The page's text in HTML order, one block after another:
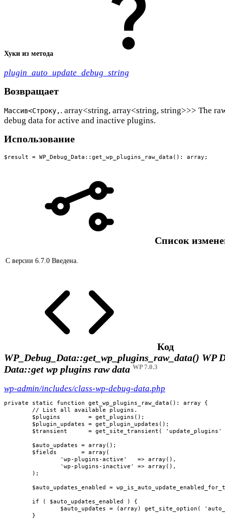
Хуки из метода
plugin_auto_update_debug_string
Возвращает
Массив<Строку,. array<string, array<string, string>>> The
debug data for active and inactive plugins.
Использование
$result = WP_Debug_Data::get_wp_plugins_raw_data(): array;
Список
С версии 6.7.0 Введена.
Код
WP_Debug_Data::get_wp_plugins_raw_data() WP
Data::get wp plugins raw data WP 7.0.3
wp-admin/includes/class-wp-debug-data.php
private static function get_wp_plugins_raw_data(): array {